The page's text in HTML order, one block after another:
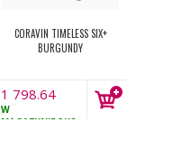
CORAVIN TIMELESS SIX+
BURGUNDY
1 798.64
PLN
W
MAGAZYNIE 3KS